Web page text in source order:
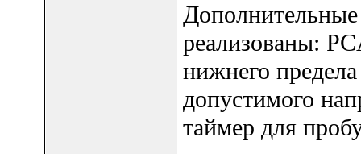
реализованы:
нижнего
допустимого
таймер для